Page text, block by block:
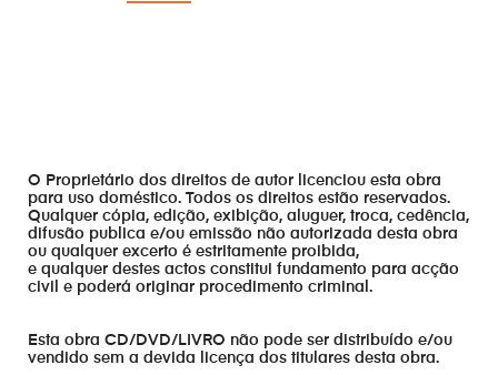
O Proprietário dos direitos de autor licenciou esta obra
para uso doméstico. Todos os direitos estão reservados.
Qualquer cópia, edição, exibição, aluguer, troca, cedência,
difusão publica e/ou emissão não autorizada desta obra
ou qualquer excerto é estritamente proibida,
e qualquer destes actos constitui fundamento para acção
civil e poderá originar procedimento criminal.
Esta obra CD/DVD/LIVRO não pode ser distribuído e/ou
vendido sem a devida licença dos titulares desta obra.